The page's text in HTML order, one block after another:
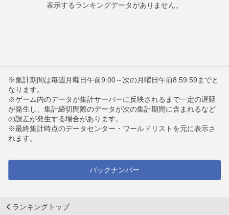
表示するランキングデータがありません。
※集計期間は毎週月曜日午前9:00～次の月曜日午前8:59:59までと
なります。
※ゲーム内のデータが集計サーバーに反映されるまで一定の遅延
が発生し、集計締切間際のデータが次の集計期間に含まれるなど
の誤差が発生する場合があります。
※最終集計時点のデータセンター・ワールドリストを元に表示さ
れます。
バックナンバー
ランキングトップ